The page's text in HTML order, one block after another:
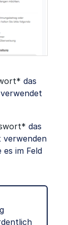
das
das
verwenden
im Feld